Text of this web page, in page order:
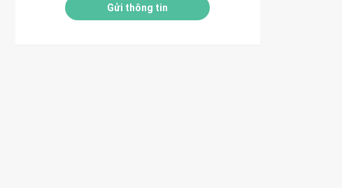
Gửi thông tin